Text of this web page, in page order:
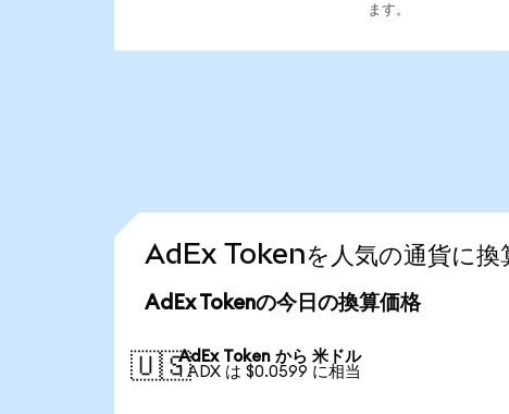
ます。
AdEx Tokenを人気の通貨に換
AdEx Tokenの今日の換算価格
🇺🇸AdEx Token から 米ドル
1 ADX は $0.0599 に相当